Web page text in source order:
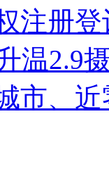
注册
温2.9
市、